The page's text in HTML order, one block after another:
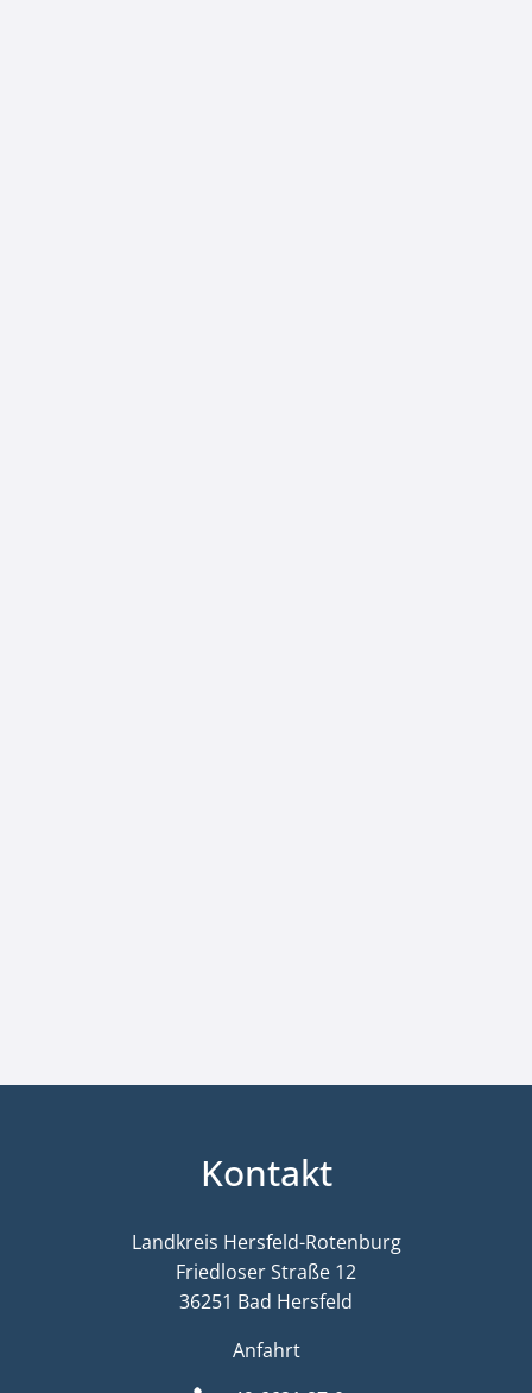
Kontakt
Landkreis Hersfeld-Rotenburg
Friedloser Straße 12
36251 Bad Hersfeld
Anfahrt